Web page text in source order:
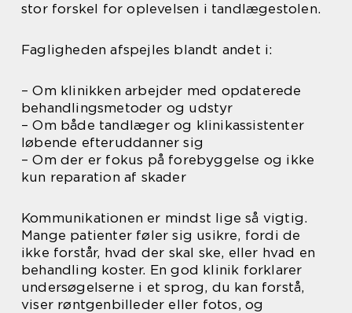
stor forskel for oplevelsen i tandlægestolen.
Fagligheden afspejles blandt andet i:
– Om klinikken arbejder med opdaterede
behandlingsmetoder og udstyr
– Om både tandlæger og klinikassistenter
løbende efteruddanner sig
– Om der er fokus på forebyggelse og ikke
kun reparation af skader
Kommunikationen er mindst lige så vigtig.
Mange patienter føler sig usikre, fordi de
ikke forstår, hvad der skal ske, eller hvad en
behandling koster. En god klinik forklarer
undersøgelserne i et sprog, du kan forstå,
viser røntgenbilleder eller fotos, og